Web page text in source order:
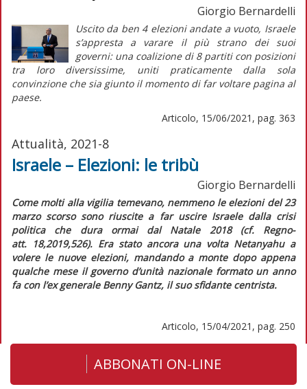
Giorgio Bernardelli
Uscito da ben 4 elezioni andate a vuoto, Israele
s’appresta a varare il più strano dei suoi
governi: una coalizione di 8 partiti con posizioni
tra loro diversissime, uniti praticamente dalla sola
convinzione che sia giunto il momento di far voltare pagina al
paese.
Articolo, 15/06/2021, pag. 363
Attualità, 2021-8
Israele – Elezioni: le tribù
Giorgio Bernardelli
Come molti alla vigilia temevano, nemmeno le elezioni del 23
marzo scorso sono riuscite a far uscire Israele dalla crisi
politica che dura ormai dal Natale 2018 (cf. Regno-
att. 18,2019,526). Era stato ancora una volta Netanyahu a
volere le nuove elezioni, mandando a monte dopo appena
qualche mese il governo d’unità nazionale formato un anno
fa con l’ex generale Benny Gantz, il suo sfidante centrista.
Articolo, 15/04/2021, pag. 250
ABBONATI ON-LINE